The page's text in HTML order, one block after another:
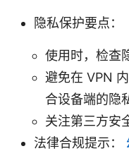
隐私保护要点：
使用时，检查
避免在 VPN
合设备端的隐
关注第三方安
法律合规提示：